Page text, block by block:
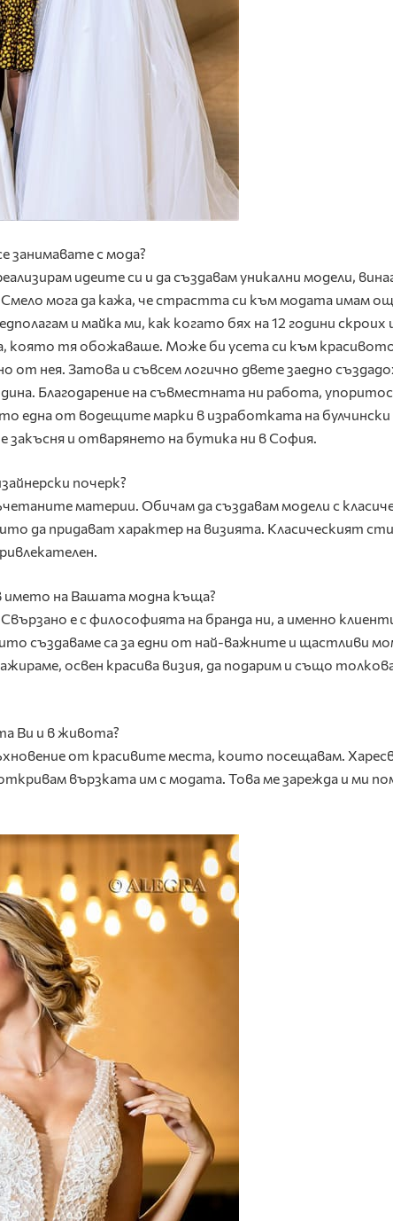
занимавате с мода?
идеите си и да създавам уникални модели,
мога да кажа, че страстта си към модата имам
и майка ми, как когато бях на 12 години скроих
която тя обожаваше. Може би усета си към
от нея. Затова и съвсем логично двете заедно
Благодарение на съвместната ни работа,
една от водещите марки в изработката на булчински
закъсня и отварянето на бутика ни в София.
почерк?
материи. Обичам да създавам модели с
да придават характер на визията. Класическият
името на Вашата модна къща?
е с философията на бранда ни, а именно
създаваме са за едни от най-важните и щастливи
освен красива визия, да подарим и също
Ви и в живота?
от красивите места, които посещавам.
вързката им с модата. Това ме зарежда и ми